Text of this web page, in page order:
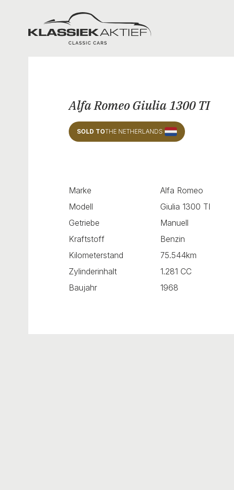
Klassiek Aktief
Alfa Romeo Giulia 1300 TI
SOLD TOTHE NETHERLANDS
Marke
Alfa Romeo
Modell
Giulia 1300 TI
Getriebe
Manuell
Kraftstoff
Benzin
Kilometerstand
75.544km
Zylinderinhalt
1.281 CC
Baujahr
1968